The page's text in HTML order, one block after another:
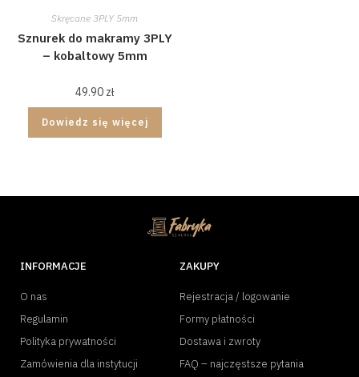
Skręcane 3PLY 5mm
Sznurek do makramy 3PLY
– kobaltowy 5mm
49.90 zł
Dowiedz się więcej
INFORMACJE
O nas
Regulamin
Polityka prywatności
Zamówienia dla instytucji
ZAKUPY
Rejestracja / logowanie
Formy płatności
Dostawa i zwroty
FAQ – najczęstsze pytania